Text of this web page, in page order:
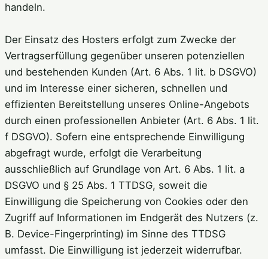
handeln.
Der Einsatz des Hosters erfolgt zum Zwecke der
Vertragserfüllung gegenüber unseren potenziellen
und bestehenden Kunden (Art. 6 Abs. 1 lit. b DSGVO)
und im Interesse einer sicheren, schnellen und
effizienten Bereitstellung unseres Online-Angebots
durch einen professionellen Anbieter (Art. 6 Abs. 1 lit.
f DSGVO). Sofern eine entsprechende Einwilligung
abgefragt wurde, erfolgt die Verarbeitung
ausschließlich auf Grundlage von Art. 6 Abs. 1 lit. a
DSGVO und § 25 Abs. 1 TTDSG, soweit die
Einwilligung die Speicherung von Cookies oder den
Zugriff auf Informationen im Endgerät des Nutzers (z.
B. Device-Fingerprinting) im Sinne des TTDSG
umfasst. Die Einwilligung ist jederzeit widerrufbar.